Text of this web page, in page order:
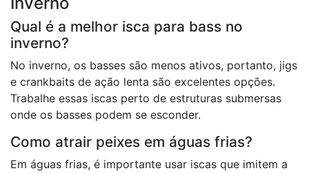
Qual é a melhor isca para bass no
inverno?
No inverno, os basses são menos ativos, portanto, jigs
e crankbaits de ação lenta são excelentes opções.
Trabalhe essas iscas perto de estruturas submersas
onde os basses podem se esconder.
Como atrair peixes em águas frias?
Em águas frias, é importante usar iscas que imitem a